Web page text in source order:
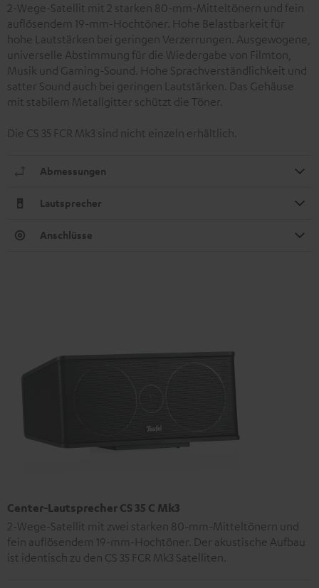
2-Wege-Satellit mit 2 starken 80-mm-Mitteltönern und fein
auflösendem 19-mm-Hochtöner. Hohe Belastbarkeit für
hohe Lautstärken bei geringen Verzerrungen. Ausgewogene,
universelle Abstimmung für die Wiedergabe von Filmton,
Musik und Gaming-Sound. Hohe Sprachverständlichkeit und
satter Sound auch bei geringen Lautstärken. Das Gehäuse
mit stabilem Metallgitter schützt die Töner.
Die CS 35 FCR Mk3 sind nicht einzeln erhältlich.
Abmessungen
Lautsprecher
Anschlüsse
Center-Lautsprecher CS 35 C Mk3
2-Wege-Satellit mit zwei starken 80-mm-Mitteltönern und
fein auflösendem 19-mm-Hochtöner. Der akustische Aufbau
ist identisch zu den CS 35 FCR Mk3 Satelliten.